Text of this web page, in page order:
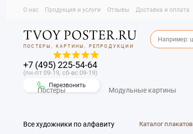
О нас Продукция и услуги Отзывы Доставка и оплата
ПОСТЕРЫ, КАРТИНЫ, РЕПРОДУКЦИИ
+7 (495) 225-54-64
(пн-пт 09-19, сб-вс 09-19)
Перезвонить
Постеры Модульные картины
Все художники по алфавиту Каталог плакатов